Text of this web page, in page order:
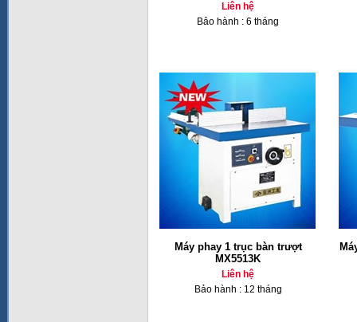
Liên hệ
Bảo hành : 6 tháng
Máy phay 1 trục bàn trượt
MX5513K
Liên hệ
Bảo hành : 12 tháng